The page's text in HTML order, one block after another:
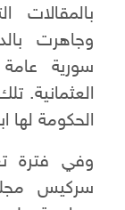
بالمقالات
وجاهرت
سورية
العثمانية.
الحكومة لها
وفي فترة
سركيس